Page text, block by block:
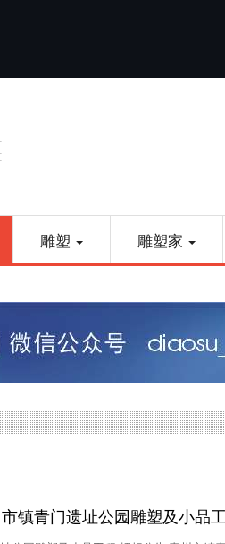
雕塑 雕塑家
镇青门遗址公园雕塑及小品